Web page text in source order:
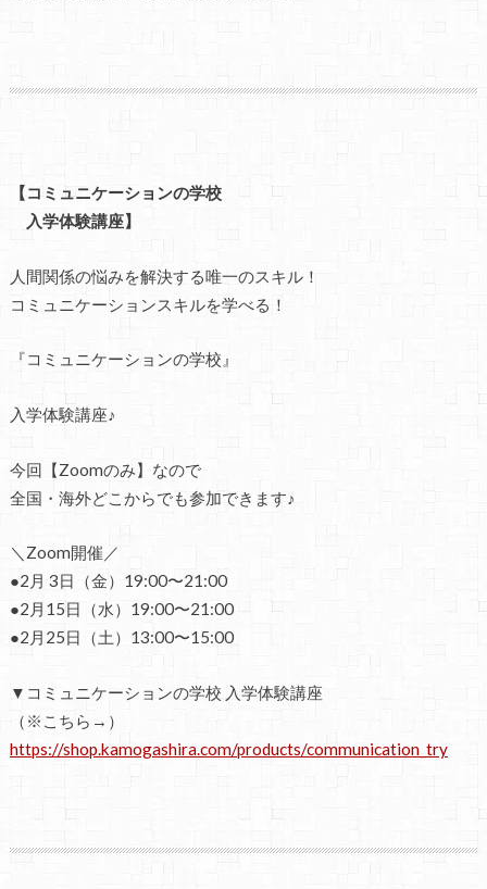
【コミュニケーションの学校
入学体験講座】
人間関係の悩みを解決する唯一のスキル！
コミュニケーションスキルを学べる！
『コミュニケーションの学校』
入学体験講座♪
今回【Zoomのみ】なので
全国・海外どこからでも参加できます♪
＼Zoom開催／
●2月 3日（金）19:00〜21:00
●2月15日（水）19:00〜21:00
●2月25日（土）13:00〜15:00
▼コミュニケーションの学校 入学体験講座
（※こちら→）
https://shop.kamogashira.com/products/communication_try